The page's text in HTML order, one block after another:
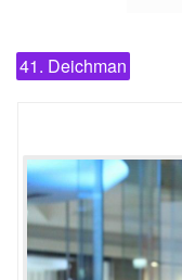
41. Deichman